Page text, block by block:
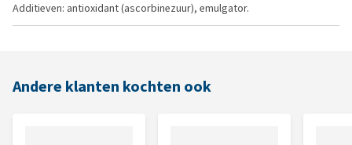
Additieven: antioxidant (ascorbinezuur), emulgator.
Andere klanten kochten ook